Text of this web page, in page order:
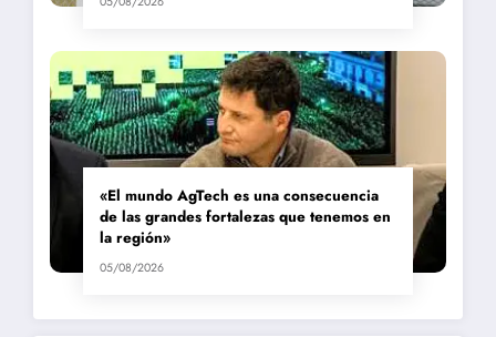
«El mundo AgTech es una consecuencia
de las grandes fortalezas que tenemos en
la región»
05/08/2026